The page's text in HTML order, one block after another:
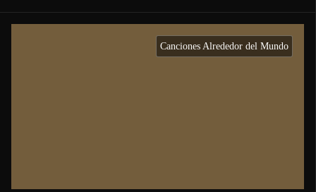
Canciones Alrededor del Mundo